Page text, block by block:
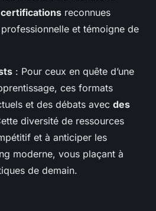
certifications reconnues
et témoigne de
: Pour ceux en quête d’une
ces formats
et des débats avec des
diversité de ressources
et à anticiper les
moderne, vous plaçant à
de demain.